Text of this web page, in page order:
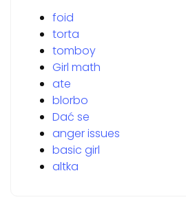
foid
torta
tomboy
Girl math
ate
blorbo
Dać se
anger issues
basic girl
altka